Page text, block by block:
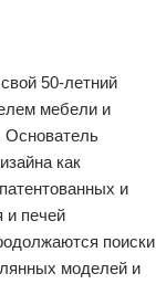
50-летний
мебели и
Основатель
как
и
и печей
поиски
моделей и